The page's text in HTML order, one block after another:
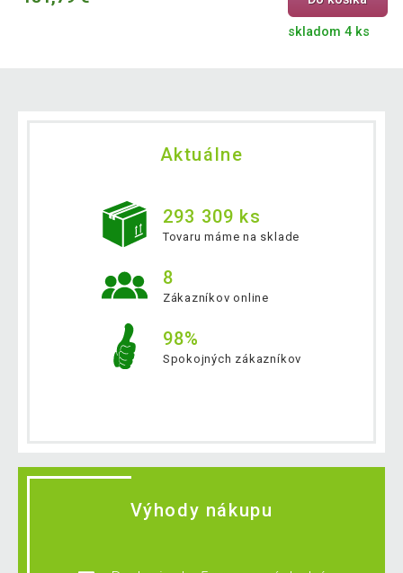
skladom 4 ks
Aktuálne
293 309 ks
Tovaru máme na sklade
8
Zákazníkov online
98%
Spokojných zákazníkov
Výhody nákupu